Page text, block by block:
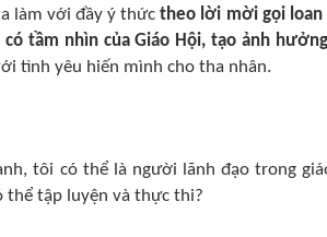
làm với đầy ý thứctheo lời mời gọi loan
tầm nhìn của Giáo Hội, tạo ảnh hưởng
tình yêu hiến mình cho tha nhân.
tôi có thể là người lãnh đạo trong
thể tập luyện và thực thi?